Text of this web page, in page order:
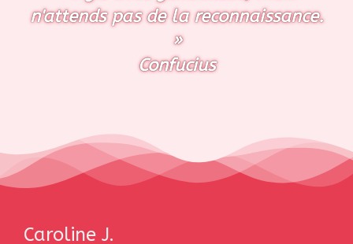
n'attends pas de la reconnaissance.
»
Confucius
Caroline J.